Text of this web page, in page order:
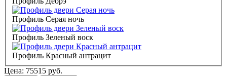
Профиль Серая ночь
Профиль Зеленый воск
Профиль Красный антрацит
Цена: 75515 руб.